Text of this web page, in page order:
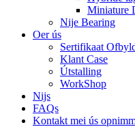
Miniature
Nije Bearing
Oer ús
Sertifikaat
Klant Case
Útstalling
WorkShop
Nijs
FAQs
Kontakt mei ús